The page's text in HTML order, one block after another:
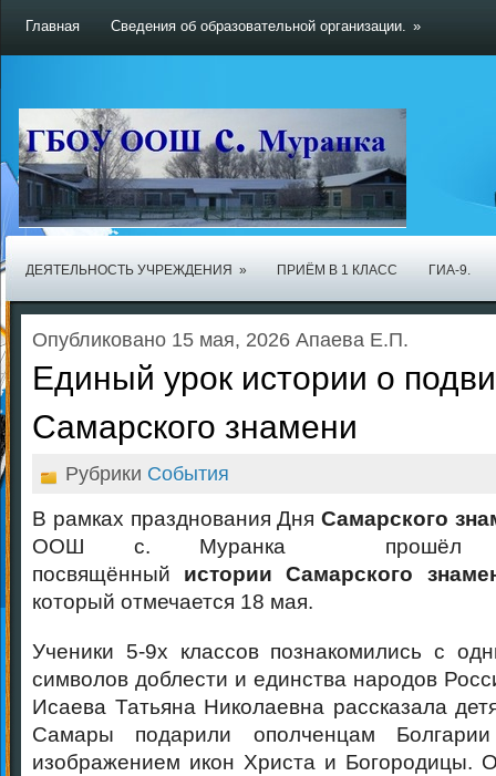
Главная Сведения об образовательной организации. »
ДЕЯТЕЛЬНОСТЬ УЧРЕЖДЕНИЯ » ПРИЁМ В 1 КЛАСС ГИА-9.
Опубликовано 15 мая, 2026 Апаева Е.П.
Единый урок истории о
Самарского знамени
Рубрики События
В рамках празднования ДняСамарского
ООШ с. Муранка
посвящённый истории Самарского
который отмечается 18 мая.
Ученики 5-9х классов познакомились с
символов доблести и единства народов
Исаева Татьяна Николаевна рассказала
Самары подарили ополченцам
изображением икон Христа и Богородицы.